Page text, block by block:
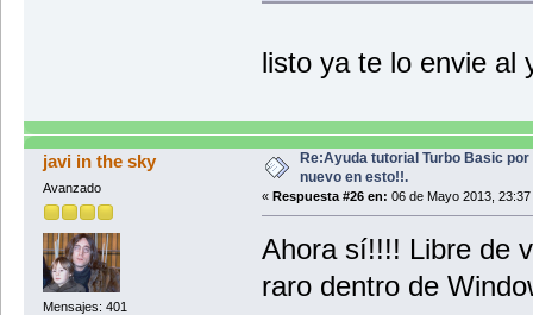
listo ya te lo envie al
javi in the sky
Avanzado
Mensajes: 401
Re:Ayuda tutorial Turbo Basic
nuevo en esto!!.
« Respuesta #26 en: 06 de Mayo 2013, 23:37
Ahora sí!!!! Libre de
raro dentro de